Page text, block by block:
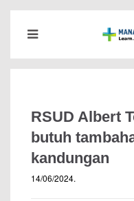
RSUD Albert
butuh
kandungan
14/06/2024.